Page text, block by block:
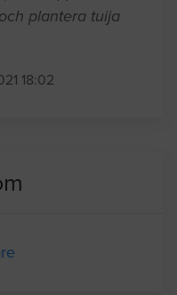
plantera tuija